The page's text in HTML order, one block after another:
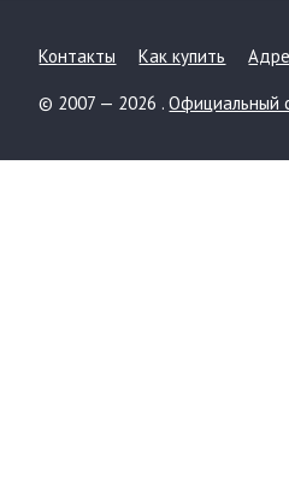
Контакты Как купить
© 2007 — 2026 .Официальный